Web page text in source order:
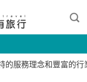
的服務理念和豐富的